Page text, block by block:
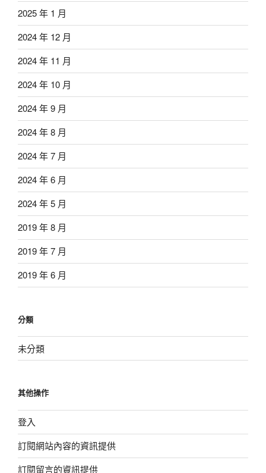
2025 年 1 月
2024 年 12 月
2024 年 11 月
2024 年 10 月
2024 年 9 月
2024 年 8 月
2024 年 7 月
2024 年 6 月
2024 年 5 月
2019 年 8 月
2019 年 7 月
2019 年 6 月
分類
未分類
其他操作
登入
訂閱網站內容的資訊提供
訂閱留言的資訊提供